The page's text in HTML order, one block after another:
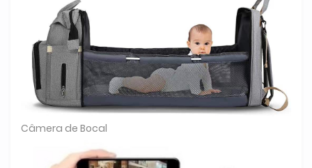
Câmera de Bocal